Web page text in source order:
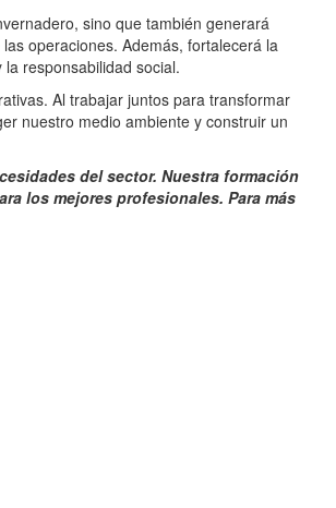
sino que también generará
operaciones. Además, fortalecerá la
responsabilidad social.
Al trabajar juntos para transformar
nuestro medio ambiente y construir un
del sector. Nuestra formación
los mejores profesionales. Para más